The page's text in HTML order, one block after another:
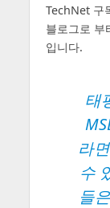
TechNet 구
블로그로 부
입니다.
태
라면
수
들